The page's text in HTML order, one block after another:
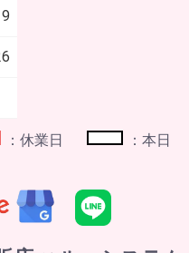
：休業日 ：本日